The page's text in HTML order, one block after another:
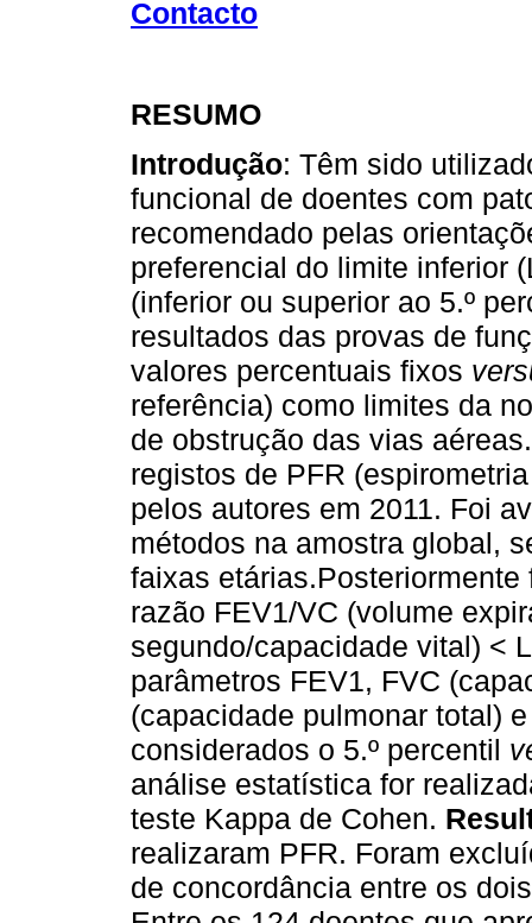
Contacto
RESUMO
Introdução: Têm sido
funcional de doentes com
recomendado pelas
preferencial do limite inferior
(inferior ou superior ao 5.º
resultados das provas de
valores percentuais fixos
referência) como limites da
de obstrução das vias
registos de PFR
pelos autores em 2011. Foi
métodos na amostra global,
faixas
razão FEV1/VC (volume
segundo/capacidade vital) <
parâmetros FEV1, FVC
(capacidade pulmonar total)
considerados o 5.º percentil
análise estatística for
teste Kappa de Cohen.
realizaram PFR. Foram
de concordância entre os